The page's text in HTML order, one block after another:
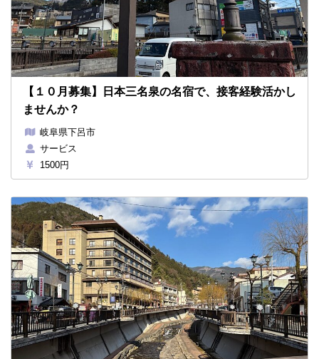
【１０月募集】日本三名泉の名宿で、接客経験活かし
ませんか？
岐阜県下呂市
サービス
1500円